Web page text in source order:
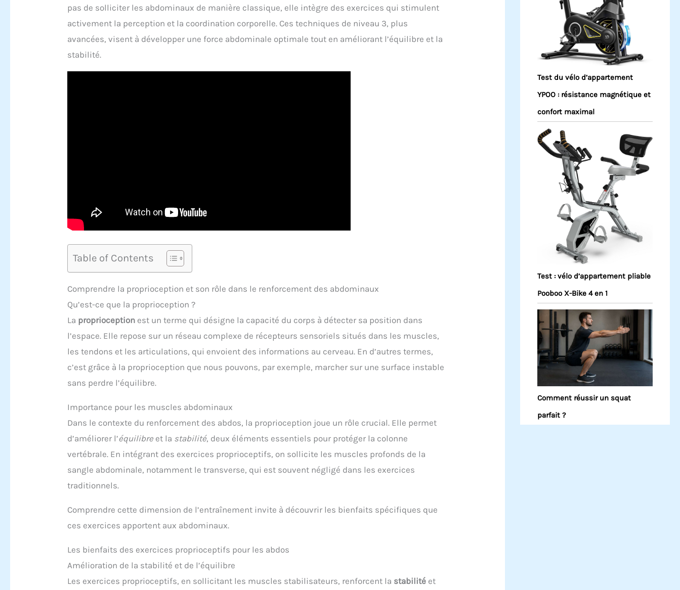
pas de solliciter les abdominaux de manière classique, elle intègre des exercices qui stimulent
activement la perception et la coordination corporelle. Ces techniques de niveau 3, plus
avancées, visent à développer une force abdominale optimale tout en améliorant l’équilibre et la
stabilité.
Table of Contents
Comprendre la proprioception et son rôle dans le renforcement des abdominaux
Qu’est-ce que la proprioception ?
La proprioception est un terme qui désigne la capacité du corps à détecter sa position dans
l’espace. Elle repose sur un réseau complexe de récepteurs sensoriels situés dans les muscles,
les tendons et les articulations, qui envoient des informations au cerveau. En d’autres termes,
c’est grâce à la proprioception que nous pouvons, par exemple, marcher sur une surface instable
sans perdre l’équilibre.
Importance pour les muscles abdominaux
Dans le contexte du renforcement des abdos, la proprioception joue un rôle crucial. Elle permet
d’améliorer l’équilibre et la stabilité, deux éléments essentiels pour protéger la colonne
vertébrale. En intégrant des exercices proprioceptifs, on sollicite les muscles profonds de la
sangle abdominale, notamment le transverse, qui est souvent négligé dans les exercices
traditionnels.
Comprendre cette dimension de l’entraînement invite à découvrir les bienfaits spécifiques que
ces exercices apportent aux abdominaux.
Les bienfaits des exercices proprioceptifs pour les abdos
Amélioration de la stabilité et de l’équilibre
Les exercices proprioceptifs, en sollicitant les muscles stabilisateurs, renforcent la stabilité et
Test du vélo d’appartement
YPOO : résistance magnétique et
confort maximal
Test : vélo d’appartement pliable
Pooboo X-Bike 4 en 1
Comment réussir un squat
parfait ?